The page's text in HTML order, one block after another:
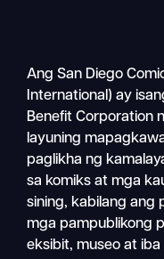
Ang San Diego
International) ay
Benefit Corporation
layuning
paglikha ng
sa komiks at mga
sining, kabilang ang
mga pampublikong
eksibit, museo at